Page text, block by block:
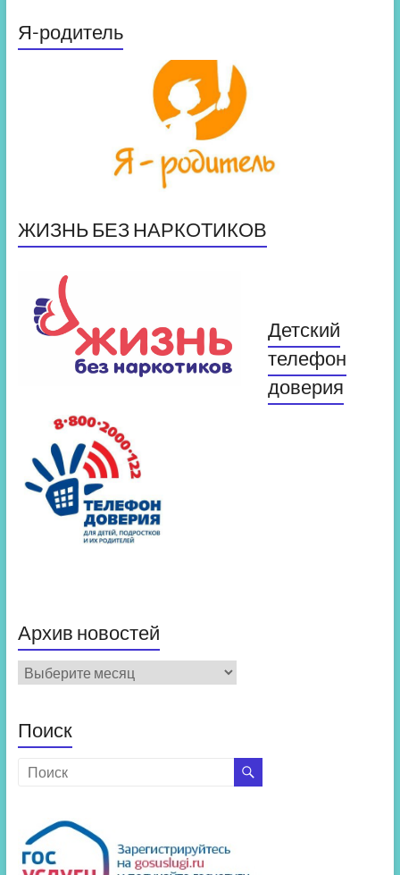
Я-родитель
ЖИЗНЬ БЕЗ НАРКОТИКОВ
Детский
телефон
доверия
Архив новостей
Архив
новостей
Поиск